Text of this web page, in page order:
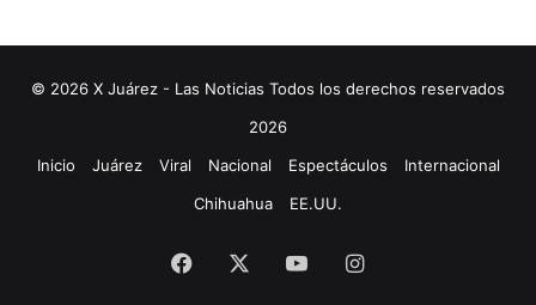
© 2026 X Juárez - Las Noticias Todos los derechos reservados
2026
Inicio
Juárez Viral Nacional Espectáculos
Internacional
Chihuahua
EE.UU.
Facebook YouTubeInstagram